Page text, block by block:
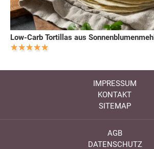
Low-Carb Tortillas aus Sonnenblumenmehl
IMPRESSUM
KONTAKT
SITEMAP
AGB
DATENSCHUTZ